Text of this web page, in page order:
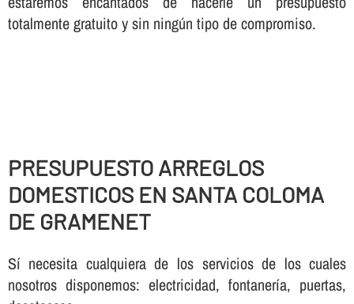
totalmente gratuito y sin ningún tipo de compromiso.
PRESUPUESTO ARREGLOS
DOMESTICOS EN SANTA COLOMA
DE GRAMENET
Sí necesita cualquiera de los servicios de los cuales
nosotros disponemos: electricidad, fontanería, puertas,